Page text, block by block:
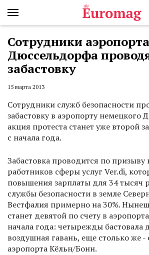
Сотрудники аэропорта
Дюссельдорфа
забастовку
15 марта 2013
Сотрудники служб безопасности
забастовку в аэропорту немецкого
акция протеста станет уже второй
с начала года.
Забастовка проводится по
работников сферы услуг Ver.di,
повышения зарплаты для 34 тысяч
службы безопасности в земле
Вестфалия примерно на 30%.
станет девятой по счету в
начала года: четырежды бастовала
воздушная гавань, еще столько же
аэропорта Кёльн/Бонн.